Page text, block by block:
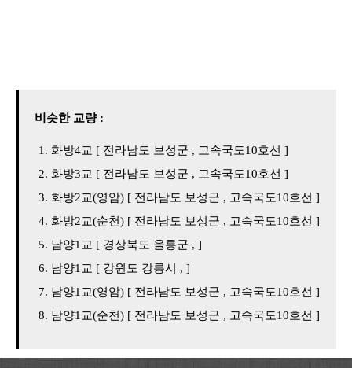
비슷한 교량 :
화방4교 [ 전라남도 보성군 , 고속국도10호선 ]
화방3교 [ 전라남도 보성군 , 고속국도10호선 ]
화방2교(영암) [ 전라남도 보성군 , 고속국도10호선 ]
화방2교(순천) [ 전라남도 보성군 , 고속국도10호선 ]
남양1교 [ 경상북도 울릉군 , ]
남양1교 [ 강원도 강릉시 , ]
남양1교(영암) [ 전라남도 보성군 , 고속국도10호선 ]
남양1교(순천) [ 전라남도 보성군 , 고속국도10호선 ]